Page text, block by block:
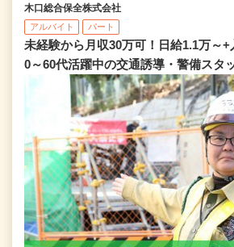
木口総合保全株式会社
アルバイト パート
未経験から月収30万可！日給1.1万～
0～60代活躍中の交通誘導・警備スタ